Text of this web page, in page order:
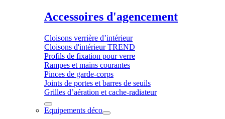
Accessoires d'agencement
Cloisons verrière d’intérieur
Cloisons d'intérieur TREND
Profils de fixation pour verre
Rampes et mains courantes
Pinces de garde-corps
Joints de portes et barres de seuils
Grilles d’aération et cache-radiateur
Equipements déco